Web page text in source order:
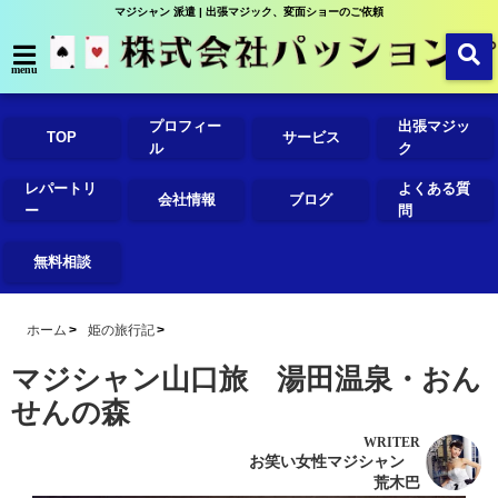
マジシャン 派遣 | 出張マジック、変面ショーのご依頼
menu
TOP
プロフィー
ル
サービス
出張マジッ
ク
レパートリ
ー
会社情報 ブログ
よくある質
問
無料相談
ホーム 姫の旅行記
マジシャン山口旅 湯田温泉・おん
せんの森
WRITER
お笑い女性マジシャン
荒木巴